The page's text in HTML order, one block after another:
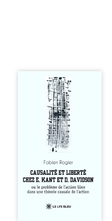
Sommes-nous
vraiment libres si
chacun de nos
actes s’inscrit
dans une chaîne
de causes ? À
travers une
confrontation
entre les pensées
d’Emmanuel Kant
et de Donald
Davidson, cet
essai explore les
liens entre libre
déterminisme